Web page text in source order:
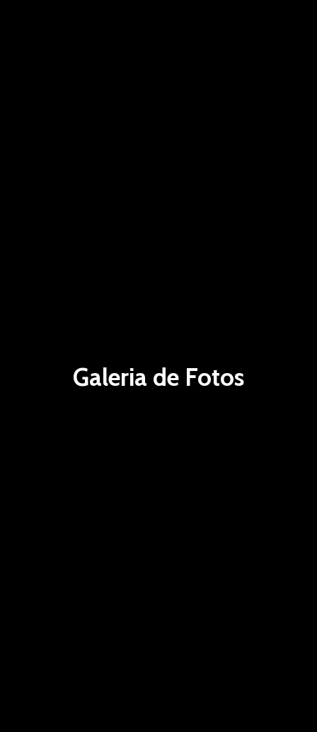
Galeria de Fotos